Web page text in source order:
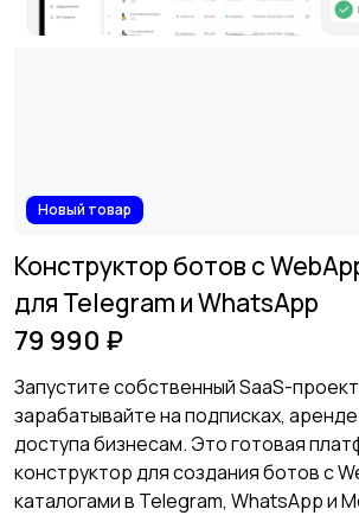
Новый товар
Конструктор ботов с
для Telegram и WhatsApp
79 990 ₽
Запустите собственный SaaS-
зарабатывайте на подписках,
доступа бизнесам. Это готовая
конструктор для создания ботов с
каталогами в Telegram, WhatsApp и